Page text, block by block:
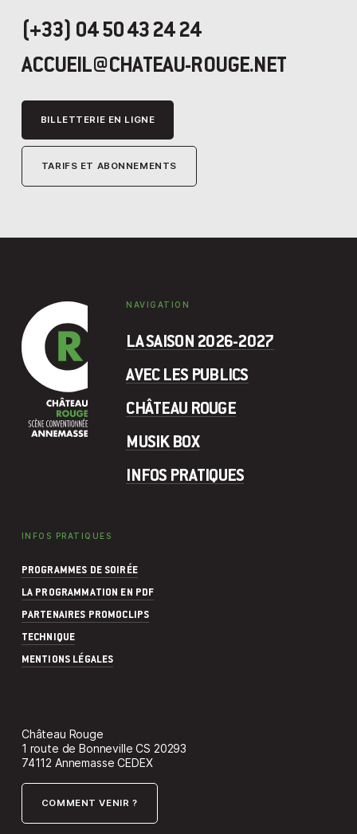
(+33) 04 50 43 24 24
ACCUEIL@CHATEAU-ROUGE.NET
BILLETTERIE EN LIGNE
TARIFS ET ABONNEMENTS
NAVIGATION
LA SAISON 2026-2027
AVEC LES PUBLICS
CHÂTEAU ROUGE
MUSIK BOX
INFOS PRATIQUES
INFOS PRATIQUES
PROGRAMMES DE SOIRÉE
LA PROGRAMMATION EN PDF
PARTENAIRES PROMOCLIPS
TECHNIQUE
MENTIONS LÉGALES
Château Rouge
1 route de Bonneville CS 20293
74112 Annemasse CEDEX
COMMENT VENIR ?